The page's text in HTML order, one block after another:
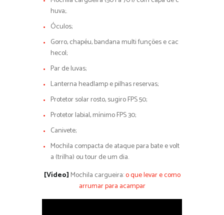
huva;.
Óculos;
Gorro, chapéu, bandana multi funções e cac
hecol;
Par de luvas;
Lanterna headlamp e pilhas reservas;
Protetor solar rosto, sugiro FPS 50;
Protetor labial, mínimo FPS 30;
Canivete;
Mochila compacta de ataque para bate e volt
a (trilha) ou tour de um dia.
[Vídeo] Mochila cargueira:o que levar e como
arrumar para acampar